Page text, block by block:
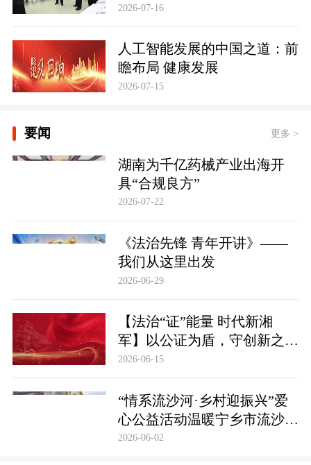
2026-07-16
人工智能发展的中国之道：前
瞻布局 健康发展
2026-07-15
要闻 更多 >
湖南为千亿药械产业出海开
具“合规良方”
2026-07-22
《法治先锋 青年开讲》——
我们从这里出发
2026-06-29
【法治“证”能量 时代新湘
军】以公证为盾，守创新之魂
湖南青年公证人为知识产权保
2026-06-15
“情系流沙河·乡村迎振兴”爱
心公益活动温暖宁乡市流沙河
镇
2026-06-02